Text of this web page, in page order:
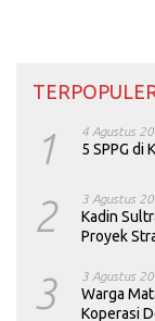
TERPOPULER
1 4 Agustus
5 SPPG di
2 3 Agustus
Kadin
Proyek
3 3 Agustus
Warga
Koperasi